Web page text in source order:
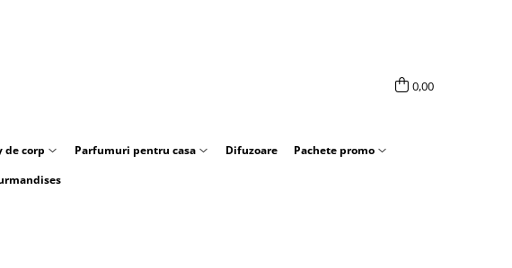
0,00
de corp Parfumuri pentru casa Difuzoare
Pachete promo